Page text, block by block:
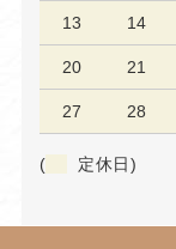
13 14
20 21
27 28
( 定休日)